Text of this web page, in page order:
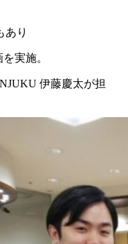
あり
実施。
伊藤慶太が担